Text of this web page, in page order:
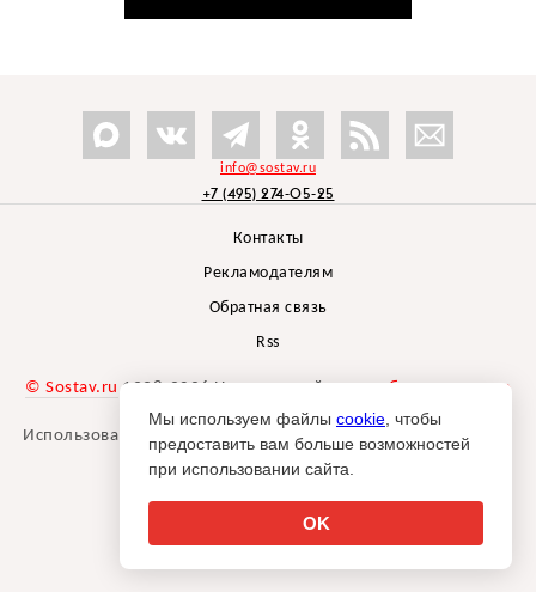
info@sostav.ru
+7 (495) 274-05-25
Контакты
Рекламодателям
Обратная связь
Rss
© Sostav.ru 1998-2026 Независимый проектбрендингового
агентства Depot
Использование материалов Sostav.ru допустимо только при
указании источника.
Мы используем файлы cookie , чтобы
предоставить вам больше возможностей
при использовании сайта.
OK